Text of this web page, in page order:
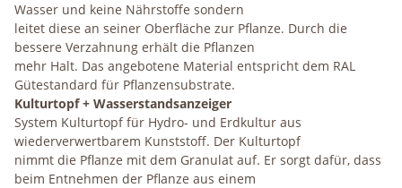
Wasser und keine Nährstoffe sondern
leitet diese an seiner Oberfläche zur Pflanze. Durch die
bessere Verzahnung erhält die Pflanzen
mehr Halt. Das angebotene Material entspricht dem RAL
Gütestandard für Pflanzensubstrate.
Kulturtopf + Wasserstandsanzeiger
System Kulturtopf für Hydro- und Erdkultur aus
wiederverwertbarem Kunststoff. Der Kulturtopf
nimmt die Pflanze mit dem Granulat auf. Er sorgt dafür, dass
beim Entnehmen der Pflanze aus einem